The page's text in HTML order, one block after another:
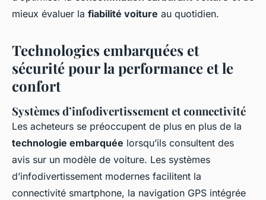
mieux évaluer la fiabilité voiture au quotidien.
Technologies embarquées et
sécurité pour la performance et le
confort
Systèmes d’infodivertissement et connectivité
Les acheteurs se préoccupent de plus en plus de la
technologie embarquée lorsqu’ils consultent des
avis sur un modèle de voiture. Les systèmes
d’infodivertissement modernes facilitent la
connectivité smartphone, la navigation GPS intégrée